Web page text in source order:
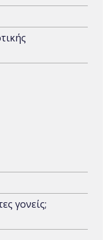
γονείς;